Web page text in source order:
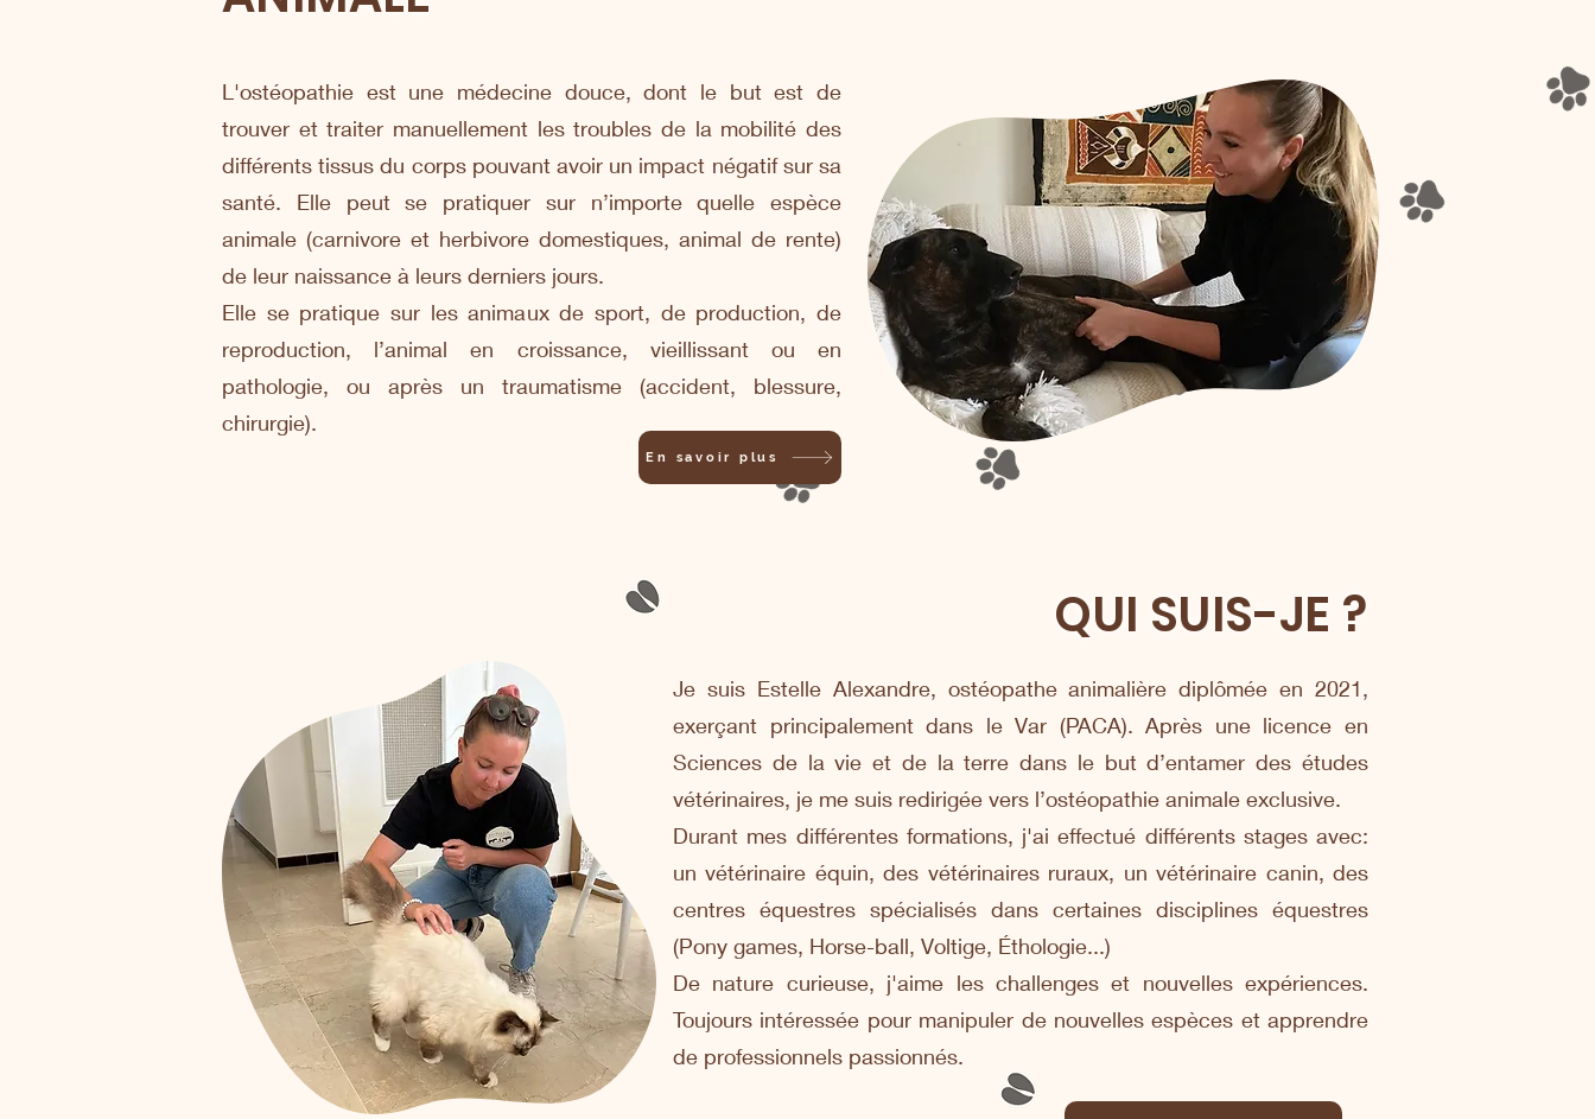
L'ostéopathie est une médecine douce, dont le but est de
trouver et traiter manuellement les troubles de la mobilité des
différents tissus du corps pouvant avoir un impact négatif sur sa
santé. Elle peut se pratiquer sur n’importe quelle espèce
animale (carnivore et herbivore domestiques, animal de rente)
de leur naissance à leurs derniers jours.
Elle se pratique sur les animaux de sport, de production, de
reproduction, l’animal en croissance, vieillissant ou en
pathologie, ou après un traumatisme (accident, blessure,
chirurgie).
En savoir plus
QUI SUIS-JE ?
Je suis Estelle Alexandre, ostéopathe animalière diplômée en 2021,
exerçant principalement dans le Var (PACA). Après une licence en
Sciences de la vie et de la terre dans le but d’entamer des études
vétérinaires, je me suis redirigée vers l’ostéopathie animale exclusive.
Durant mes différentes formations, j'ai effectué différents stages avec:
un vétérinaire équin, des vétérinaires ruraux, un vétérinaire canin, des
centres équestres spécialisés dans certaines disciplines équestres
(Pony games, Horse-ball, Voltige, Éthologie...)
De nature curieuse, j'aime les challenges et nouvelles expériences.
Toujours intéressée pour manipuler de nouvelles espèces et apprendre
de professionnels passionnés.